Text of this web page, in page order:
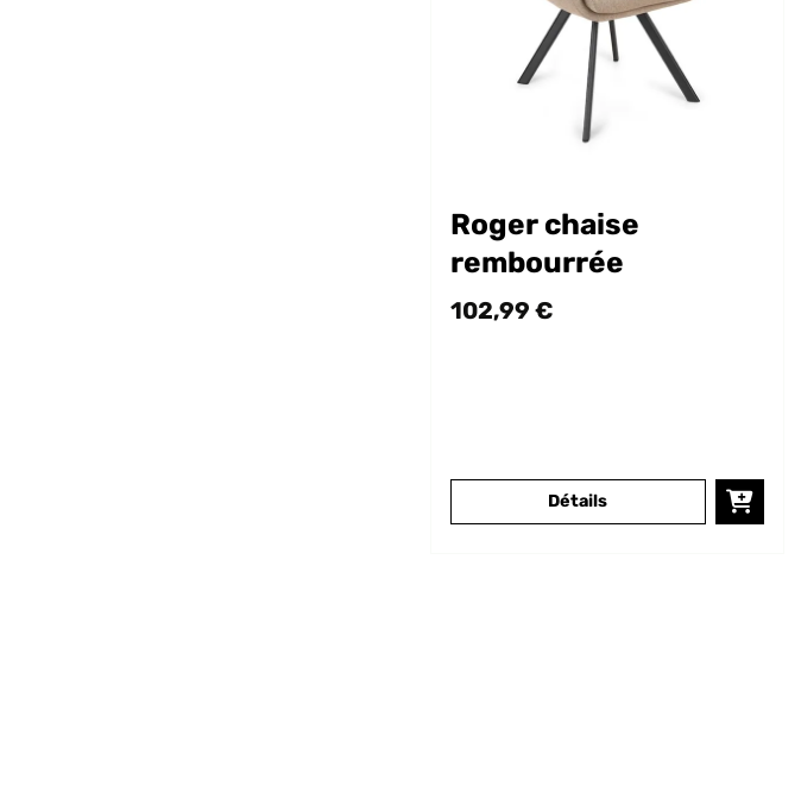
Roger chaise
rembourrée
102,99 €
Détails